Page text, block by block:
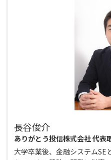
長谷俊介
ありがとう投信株式会社 代表
大学卒業後、金融システムSE